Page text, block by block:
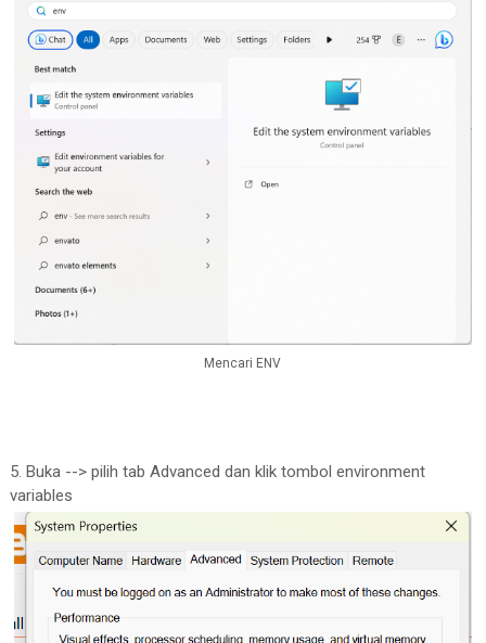
Mencari ENV
5. Buka --> pilih tab Advanced dan klik tombol environment
variables